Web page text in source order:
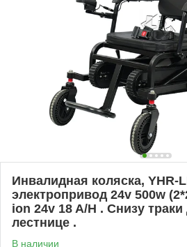
Инвалидная коляска, YHR-
электропривод 24v 500w
ion 24v 18 A/H . Снизу
лестнице .
В наличии